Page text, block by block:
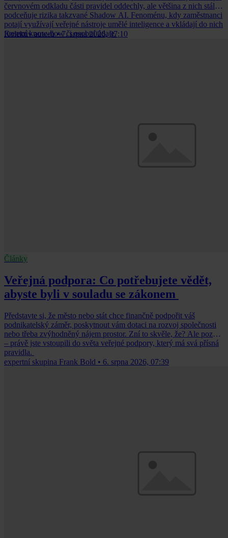
červnovém odkladu části pravidel oddechly, ale většina z nich stále
podceňuje rizika takzvané Shadow AI. Fenoménu, kdy zaměstnanci
potají využívají veřejné nástroje umělé inteligence a vkládají do nich
firemní know-how či osobní údaje.
Kolektiv autorů • 7. srpna 2026, 07:10
Články
Veřejná podpora: Co potřebujete vědět,
abyste byli v souladu se zákonem
Představte si, že město nebo stát chce finančně podpořit váš
podnikatelský záměr, poskytnout vám dotaci na rozvoj společnosti
nebo třeba zvýhodněný nájem prostor. Zní to skvěle, že? Ale pozor
– právě jste vstoupili do světa veřejné podpory, který má svá přísná
pravidla.
expertní skupina Frank Bold • 6. srpna 2026, 07:39